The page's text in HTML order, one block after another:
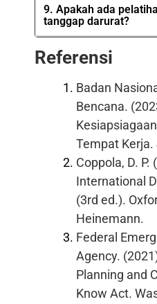
9. Apakah ada
tanggap darurat?
Referensi
Badan
Bencana.
Tempat Kerja.
Coppola, D.
International
(3rd ed.).
Heinemann.
Federal
Agency.
Planning and
Know Act.